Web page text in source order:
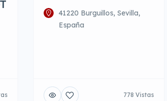
41220 Burguillos, Sevilla,
España
778 Vistas